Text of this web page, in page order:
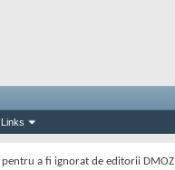
a fi ignorat de editorii DMOZ